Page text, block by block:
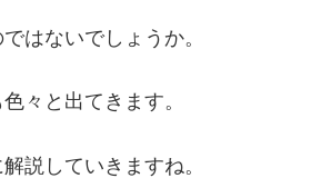
はないでしょうか。
色々と出てきます。
説していきますね。